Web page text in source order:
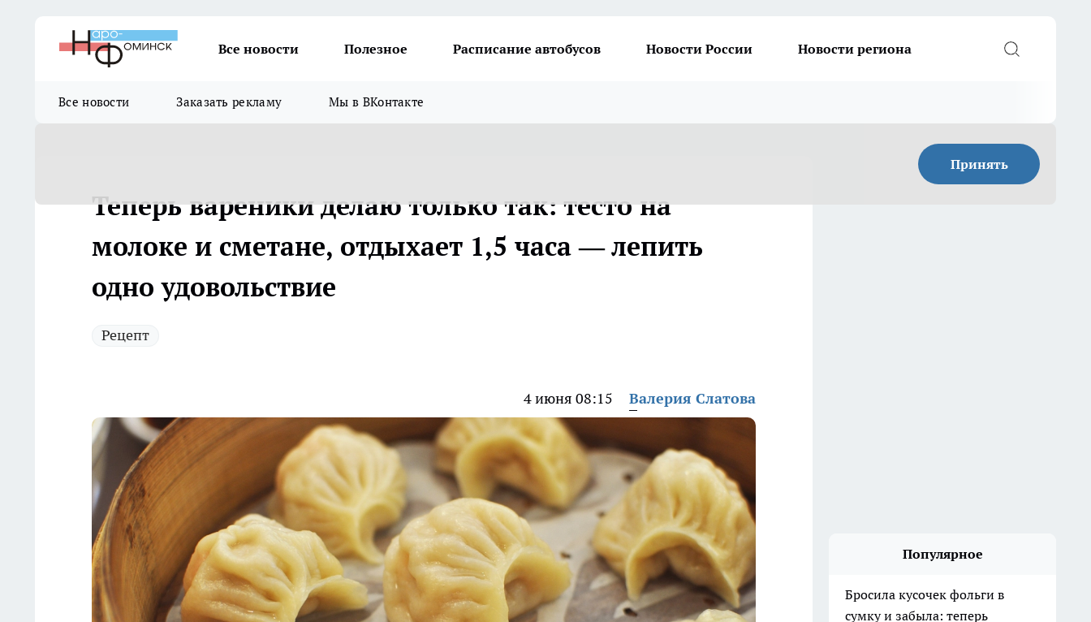
Все новости Полезное Расписание автобусов Новости России Новости региона
Все новости Заказать рекламу Мы в ВКонтакте
Принять
Теперь вареники делаю только так: тесто на
молоке и сметане, отдыхает 1,5 часа — лепить
одно удовольствие
Рецепт
4 июня 08:15 Валерия Слатова
Популярное
Бросила кусочек фольги в
сумку и забыла: теперь